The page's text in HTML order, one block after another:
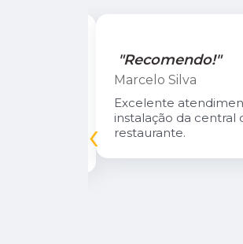
"Recomendo!"
Marcelo Silva
Excelente
instalação da central
restaurante.
‹